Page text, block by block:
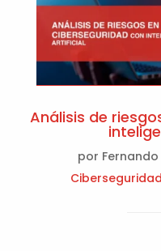
Análisis de
por
Ciberseguridad